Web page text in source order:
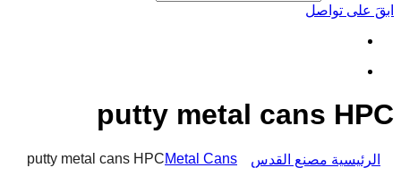
ابقَ على تواصل
putty metal cans HPC
الرئيسية مصنع القدس Metal Cans
putty metal cans HPC